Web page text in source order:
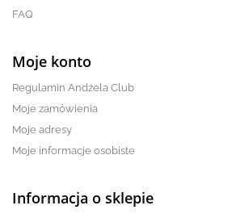
FAQ
Moje konto
Regulamin Andżela Club
Moje zamówienia
Moje adresy
Moje informacje osobiste
Informacja o sklepie